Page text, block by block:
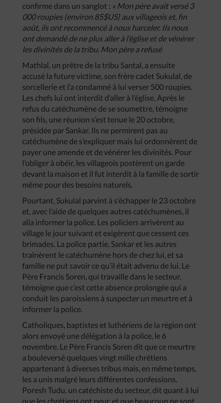
confirme dans un sanglot : « Mon père avait versé 3
000 roupies (environ 85$US) aux villageois et, fin
août, ils ont recommencé à nous harceler. Ils nous
ont demandé de ne plus aller à l’église et de vénérer
les divinités de la tribu. Mon père a refusé
Mathlal, un prêtre de la tribu Santal, a ensuite
accusé la future victime, son frère cadet Sukulal, de
sorcellerie et l’a condamné à lui verser 500 roupies.
Les chefs lui ont interdit d’aller à l’église. Après le
refus du catéchumène de se soumettre, témoigne
son fils, une réunion s’est tenue le 20 octobre,
présidée par Sankar. Ils ne permirent pas au
catéchumène de s’expliquer mais lui ordonnèrent de
payer une amende et de vénérer les divinités. Pour
l’obliger à obéir, les villageois postèrent un garde
devant la maison et il fut interdit à la famille de sortir
même pour des besoins naturels.
Pourtant, Sukulal parvint à s’échapper le 23 octobre
et, avec l’aide de quelques autres catéchumènes, il
alla informer la police. Les policiers arrivèrent au
village le jour suivant et exigèrent que cessent ces
brimades. La police partie, Sankar et les autres
traînèrent le catéchumène hors de chez lui, et sa
famille ne put savoir ce qu’il était advenu de lui. Le
Père Francis Soren, qui travaille dans le secteur,
témoigne que c’est cette absence prolongée qui a
conduit les paroissiens à suspecter un meurtre et à
informer la police.
Catholiques, baptistes et luthériens de la région ont
alors envoyé une délégation à la police, le 6
novembre. Le Père Francis Soren dit que ce meurtre
a bouleversé quelques vingt mille chrétiens
appartenant à diverses tribus mais, en même temps,
les a unis malgré leurs différentes confessions.
Poresh Tudu, un catéchiste du secteur, dit quant à lui
que les chrétiens ont peur, et que beaucoup ne sont